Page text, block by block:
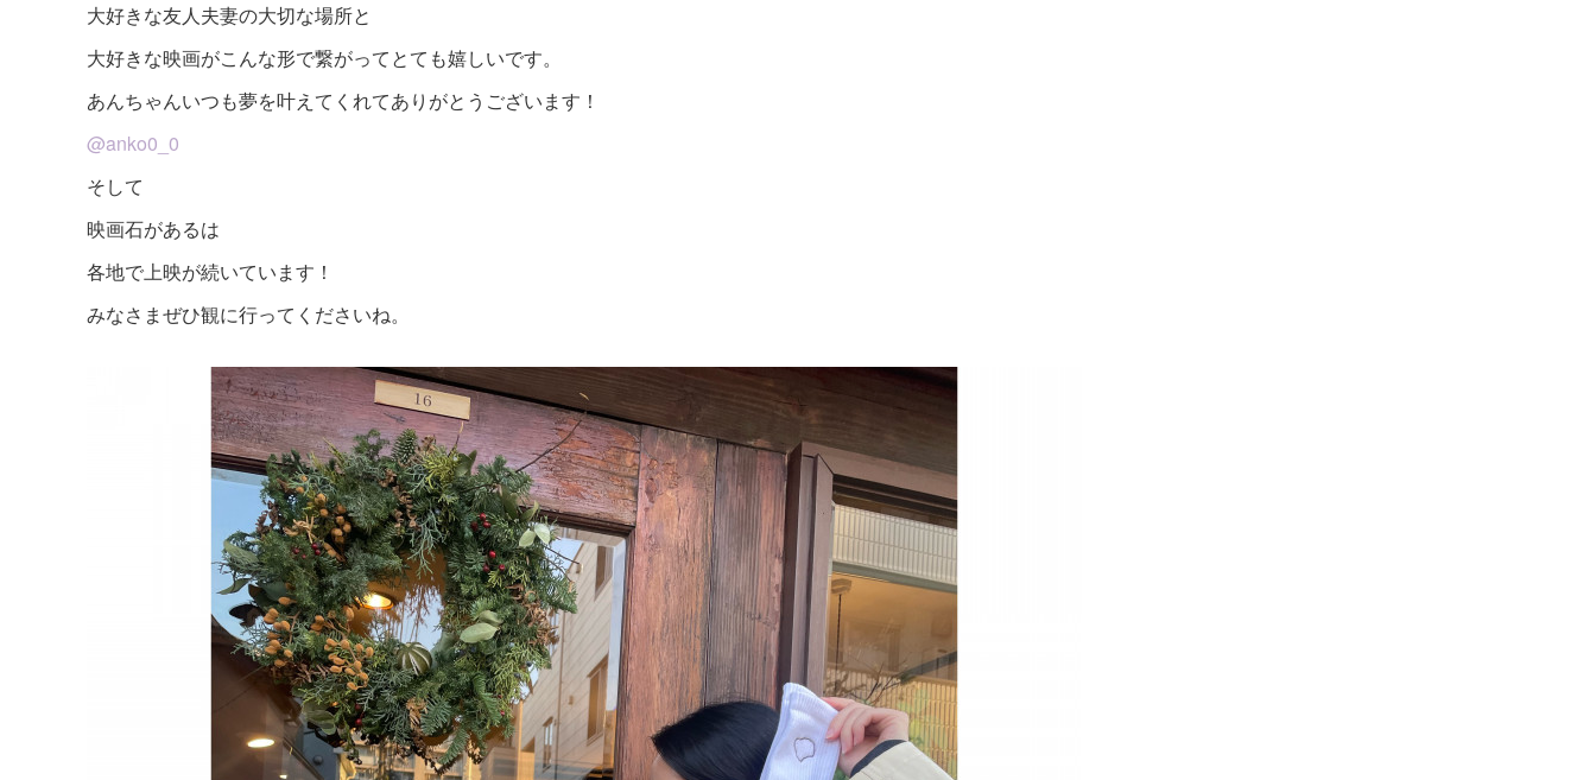
大好きな友人夫妻の大切な場所と
大好きな映画がこんな形で繋がってとても嬉しいです。
あんちゃんいつも夢を叶えてくれてありがとうございます！
@anko0_0
そして
映画石があるは
各地で上映が続いています！
みなさまぜひ観に行ってくださいね。